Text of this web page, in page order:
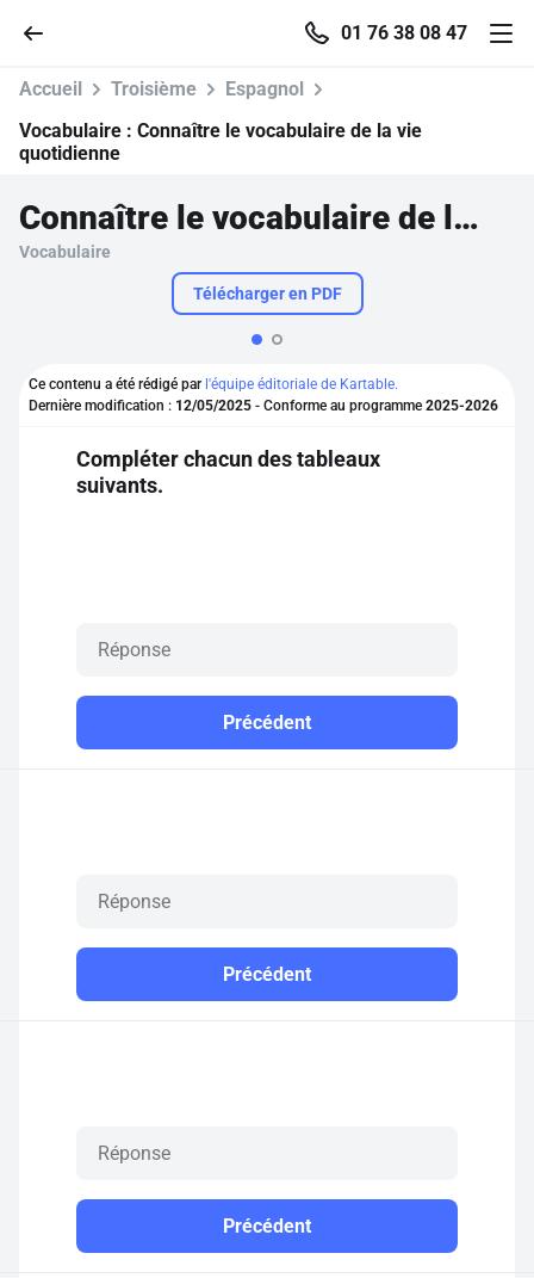
01 76 38 08 47
Parcourir
Se connecter
S'inscrire gratuitement
Accueil Troisième
Espagnol
Vocabulaire : Connaître le vocabulaire de la vie
quotidienne
Connaître le vocabulaire de la vie quotidienne
Vocabulaire
Télécharger en PDF
Ce contenu a été rédigé par l'équipe éditoriale de Kartable.
Dernière modification : 12/05/2025 - Conforme au programme 2025-2026
Compléter chacun des tableaux
suivants.
Précédent
Précédent
Précédent